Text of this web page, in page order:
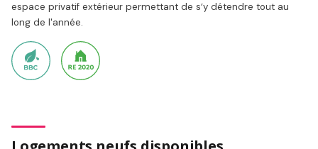
espace privatif extérieur permettant de s’y détendre tout au
long de l'année.